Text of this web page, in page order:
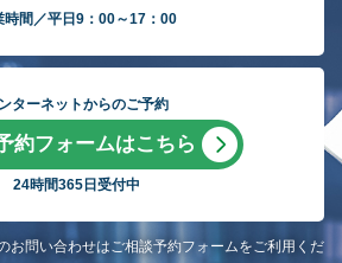
時間／平日9：00～17：00
ターネットからのご予約
約フォームはこちら
24時間365日受付中
お問い合わせはご相談予約フォームをご利用くだ